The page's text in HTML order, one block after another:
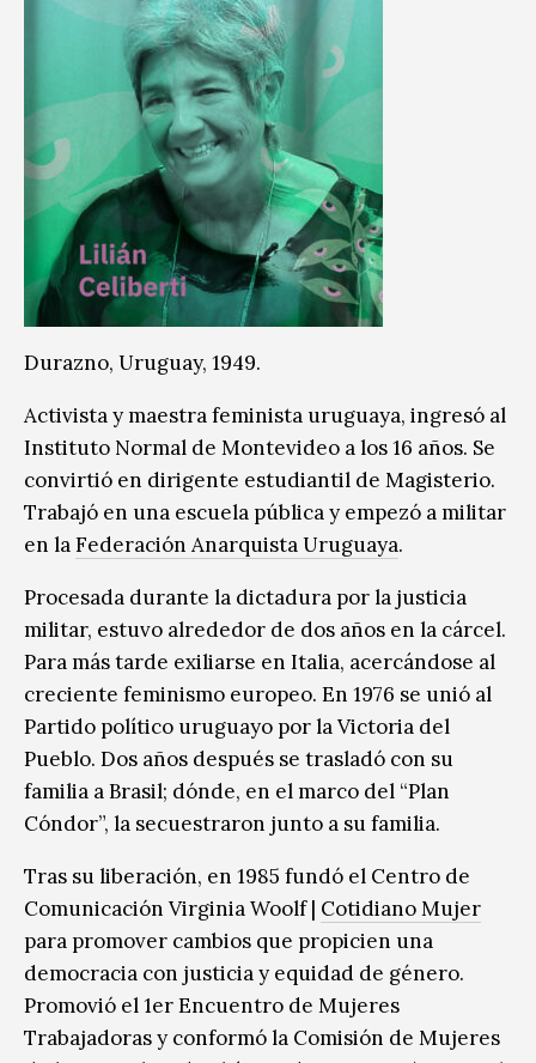
Durazno, Uruguay, 1949.
Activista y maestra feminista uruguaya, ingresó al
Instituto Normal de Montevideo a los 16 años. Se
convirtió en dirigente estudiantil de Magisterio.
Trabajó en una escuela pública y empezó a militar
en laFederación Anarquista Uruguaya.
Procesada durante la dictadura por la justicia
militar, estuvo alrededor de dos años en la cárcel.
Para más tarde exiliarse en Italia, acercándose al
creciente feminismo europeo. En 1976 se unió al
Partido político uruguayo por la Victoria del
Pueblo. Dos años después se trasladó con su
familia a Brasil; dónde, en el marco del “Plan
Cóndor”, la secuestraron junto a su familia.
Tras su liberación, en 1985 fundó el Centro de
Comunicación Virginia Woolf | Cotidiano Mujer
para promover cambios que propicien una
democracia con justicia y equidad de género.
Promovió el 1er Encuentro de Mujeres
Trabajadoras y conformó la Comisión de Mujeres